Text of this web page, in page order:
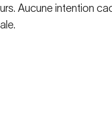
Aucune intention